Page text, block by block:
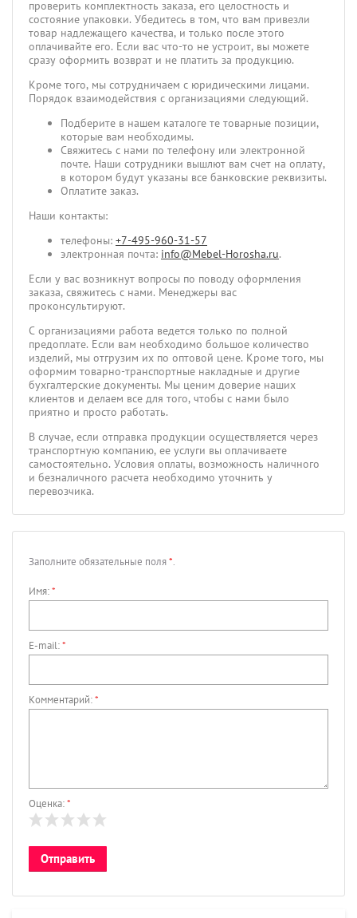
проверить комплектность заказа, его целостность и
состояние упаковки. Убедитесь в том, что вам привезли
товар надлежащего качества, и только после этого
оплачивайте его. Если вас что-то не устроит, вы можете
сразу оформить возврат и не платить за продукцию.
Кроме того, мы сотрудничаем с юридическими лицами.
Порядок взаимодействия с организациями следующий.
Подберите в нашем каталоге те товарные позиции,
которые вам необходимы.
Свяжитесь с нами по телефону или электронной
почте. Наши сотрудники вышлют вам счет на оплату,
в котором будут указаны все банковские реквизиты.
Оплатите заказ.
Наши контакты:
телефоны: +7-495-960-31-57
электронная почта: info@Mebel-Horosha.ru.
Если у вас возникнут вопросы по поводу оформления
заказа, свяжитесь с нами. Менеджеры вас
проконсультируют.
С организациями работа ведется только по полной
предоплате. Если вам необходимо большое количество
изделий, мы отгрузим их по оптовой цене. Кроме того, мы
оформим товарно-транспортные накладные и другие
бухгалтерские документы. Мы ценим доверие наших
клиентов и делаем все для того, чтобы с нами было
приятно и просто работать.
В случае, если отправка продукции осуществляется через
транспортную компанию, ее услуги вы оплачиваете
самостоятельно. Условия оплаты, возможность наличного
и безналичного расчета необходимо уточнить у
перевозчика.
Заполните обязательные поля*.
Имя:*
E-mail:*
Комментарий:*
Оценка:*